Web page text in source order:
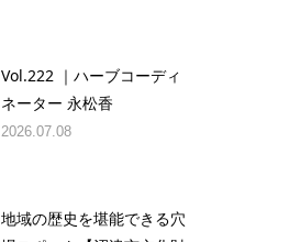
Vol.222 ｜ハーブコーディ
ネーター 永松香
2026.07.08
地域の歴史を堪能できる穴